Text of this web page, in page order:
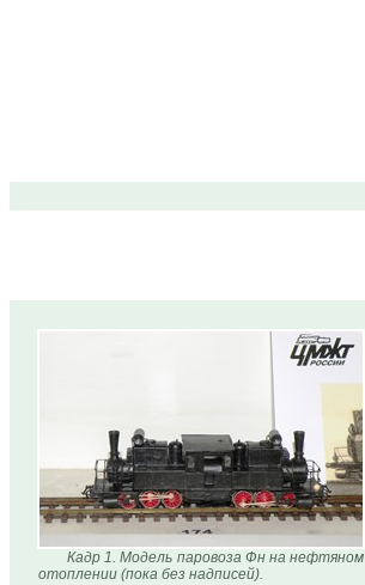
Кадр 1. Модель паровоза Фн на нефтяном
отоплении (пока без надписей).